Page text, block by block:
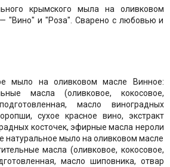
крымского мыла на оливковом
"Вино" и "Роза". Сварено с любовью и
мыло на оливковом масле Винное:
масла (оливковое, кокосовое,
масло виноградных
сухое красное вино, экстракт
косточек, эфирные масла нероли
натуральное мыло на оливковом масле
масла (оливковое, кокосовое,
масло шиповника, отвар